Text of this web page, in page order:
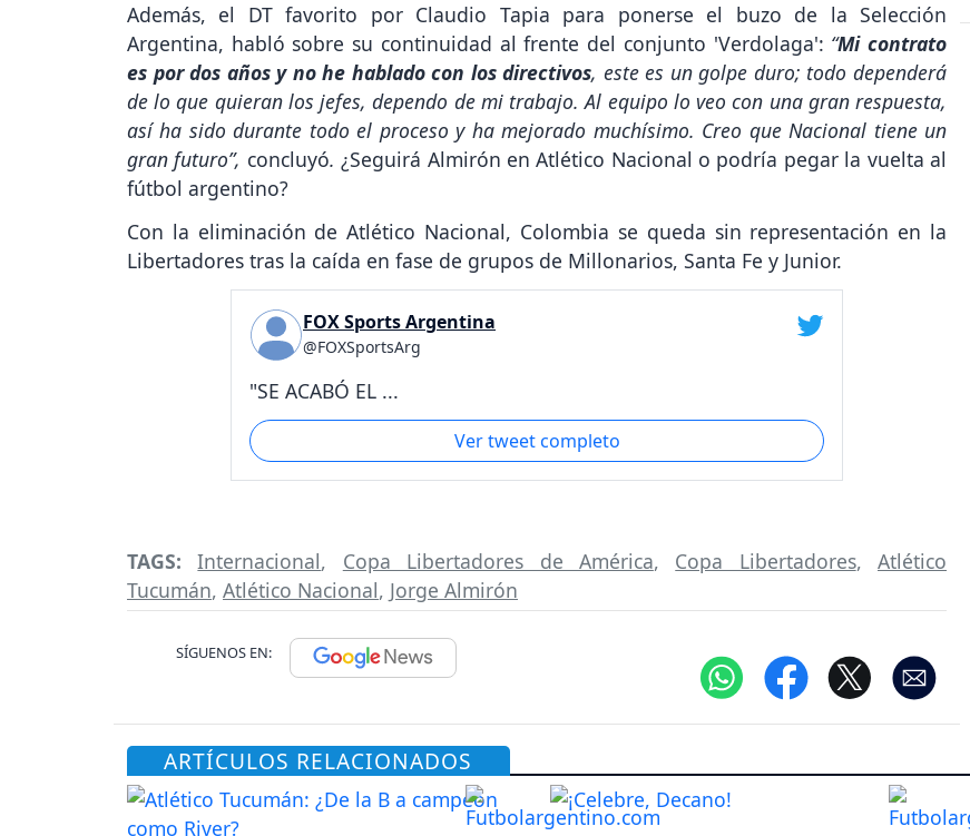
Además, el DT favorito por Claudio Tapia para ponerse el buzo de la Selección
Argentina, habló sobre su continuidad al frente del conjunto 'Verdolaga': “Mi contrato
es por dos años y no he hablado con los directivos, este es un golpe duro; todo dependerá
de lo que quieran los jefes, dependo de mi trabajo. Al equipo lo veo con una gran respuesta,
así ha sido durante todo el proceso y ha mejorado muchísimo. Creo que Nacional tiene un
gran futuro”, concluyó.¿Seguirá Almirón en Atlético Nacional o podría pegar la vuelta al
fútbol argentino?
Con la eliminación de Atlético Nacional, Colombia se queda sin representación en la
Libertadores tras la caída en fase de grupos de Millonarios, Santa Fe y Junior.
FOX Sports Argentina
@FOXSportsArg
"SE ACABÓ EL ...
Ver tweet completo
TAGS:Internacional, Copa Libertadores de América, Copa Libertadores, Atlético
Tucumán, Atlético Nacional, Jorge Almirón
SÍGUENOS EN:
ARTÍCULOS RELACIONADOS